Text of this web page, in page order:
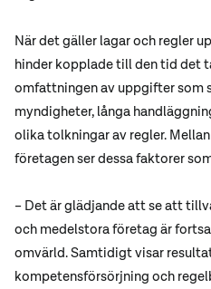
När det gäller lagar och regler
hinder kopplade till den tid det
omfattningen av uppgifter som
myndigheter, långa
olika tolkningar av regler.
företagen ser dessa faktorer
– Det är glädjande att se att
och medelstora företag är
omvärld. Samtidigt visar
kompetensförsörjning och